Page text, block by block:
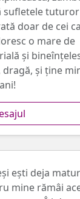
sufletele tuturor
doar de cei
o mare de
şi
și ţine
eşti deja
mine rămâi